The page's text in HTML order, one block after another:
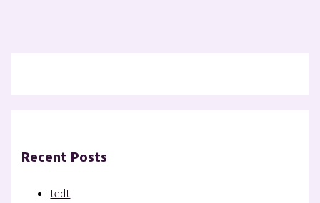
Recent Posts
tedt